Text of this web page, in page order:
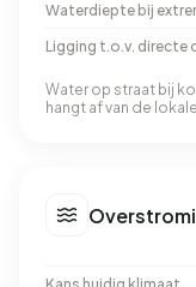
Waterdiepte bij
Ligging t.o.v. directe
Water op straat bij
hangt af van de